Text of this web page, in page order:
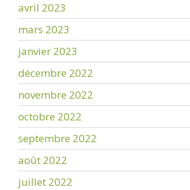
avril 2023
mars 2023
janvier 2023
décembre 2022
novembre 2022
octobre 2022
septembre 2022
août 2022
juillet 2022